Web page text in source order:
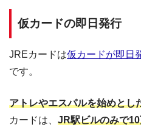
仮カードの即日発行
JREカードは仮カードが即日
です。
アトレやエスパルを始めとし
カードは、 JR駅ビルのみで